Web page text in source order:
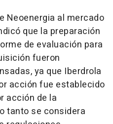
Neoenergia al mercado
que la preparación
de evaluación para
fueron
ya que Iberdrola
acción fue establecido
acción de la
tanto se considera